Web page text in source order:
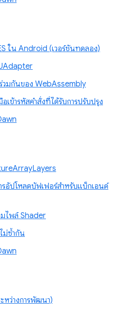
ใน Android (เวอร์ชันทดลอง)
วมกันของ WebAssembly
เข้ารหัสคำสั่งที่ได้รับการปรับปรุง
อัปโหลดบัฟเฟอร์สำหรับแบ็กเอนด์
มไพล์ Shader
ม่ซ้ำกัน
หว่างการพัฒนา)